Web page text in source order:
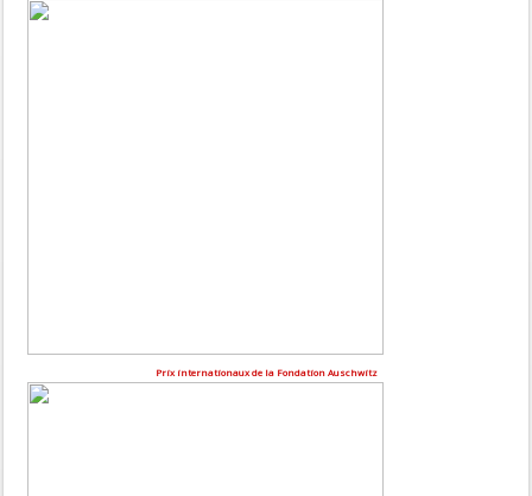
Prix internationaux de la Fondation Auschwitz